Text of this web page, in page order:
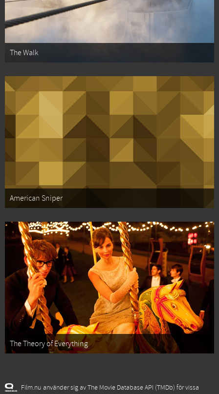
The Walk
American Sniper
The Theory of Everything
Film.nu använder sig av The Movie Database API (TMDb) för vissa